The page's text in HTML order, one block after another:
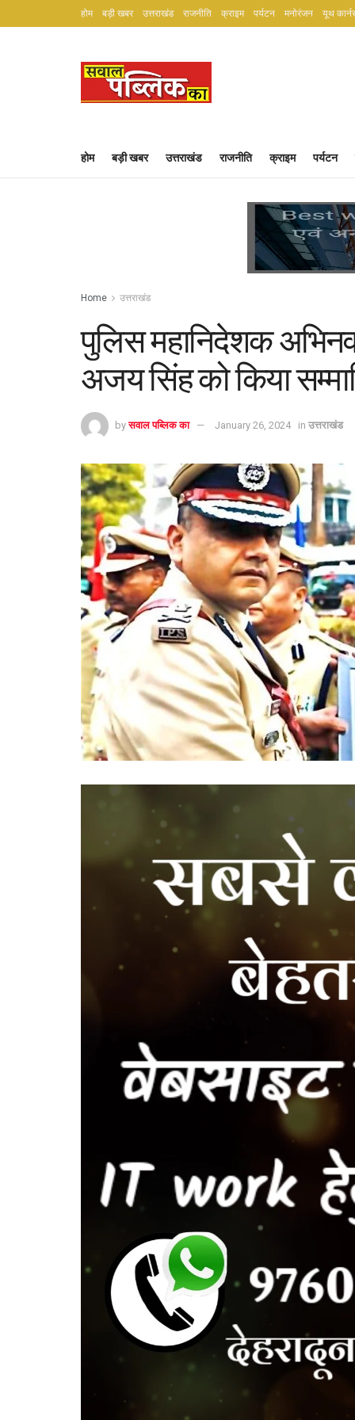
होम बड़ी खबर उत्तराखंड राजनीति क्राइम पर्यटन मनोरंजन यूथ कार्नर
होम बड़ी खबर उत्तराखंड राजनीति क्राइम पर्यटन
Home उत्तराखंड
पुलिस महानिदेशक
अजय सिंह को किया
by सवाल पब्लिक का January 26, 2024 in उत्तराखंड